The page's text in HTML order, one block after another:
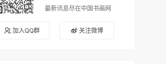
最新讯息尽在中国书画网
加入QQ群 关注微博